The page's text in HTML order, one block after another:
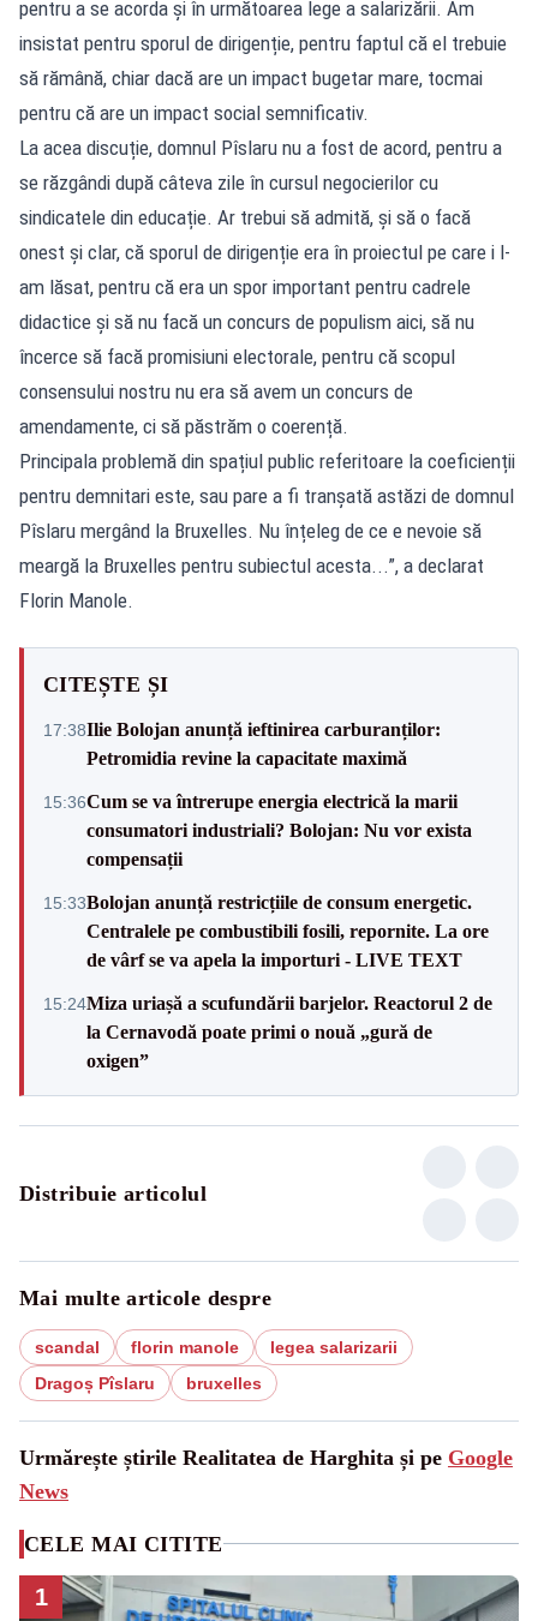
pentru a se acorda și în următoarea lege a salarizării. Am
insistat pentru sporul de dirigenție, pentru faptul că el trebuie
să rămână, chiar dacă are un impact bugetar mare, tocmai
pentru că are un impact social semnificativ.
La acea discuție, domnul Pîslaru nu a fost de acord, pentru a
se răzgândi după câteva zile în cursul negocierilor cu
sindicatele din educație. Ar trebui să admită, și să o facă
onest și clar, că sporul de dirigenție era în proiectul pe care i l-
am lăsat, pentru că era un spor important pentru cadrele
didactice și să nu facă un concurs de populism aici, să nu
încerce să facă promisiuni electorale, pentru că scopul
consensului nostru nu era să avem un concurs de
amendamente, ci să păstrăm o coerență.
Principala problemă din spațiul public referitoare la coeficienții
pentru demnitari este, sau pare a fi tranșată astăzi de domnul
Pîslaru mergând la Bruxelles. Nu înțeleg de ce e nevoie să
meargă la Bruxelles pentru subiectul acesta...”, a declarat
Florin Manole.
CITEȘTE ȘI
17:38Ilie Bolojan anunță ieftinirea carburanților:
Petromidia revine la capacitate maximă
15:36Cum se va întrerupe energia electrică la marii
consumatori industriali? Bolojan: Nu vor exista
compensații
15:33Bolojan anunță restricțiile de consum energetic.
Centralele pe combustibili fosili, repornite. La ore
de vârf se va apela la importuri - LIVE TEXT
15:24Miza uriașă a scufundării barjelor. Reactorul 2 de
la Cernavodă poate primi o nouă „gură de
oxigen”
Distribuie articolul
Mai multe articole despre
scandal florin manole
legea salarizarii
Dragoș Pîslaru
bruxelles
Urmărește știrile Realitatea de Harghita și pe Google
News
CELE MAI CITITE
1